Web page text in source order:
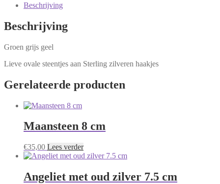
aantal
Beschrijving
Beschrijving
Groen grijs geel
Lieve ovale steentjes aan Sterling zilveren haakjes
Gerelateerde producten
Maansteen 8 cm
€35,00 Lees verder
Angeliet met oud zilver 7.5 cm